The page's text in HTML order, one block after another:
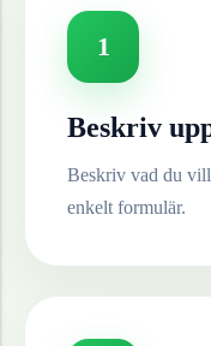
1
Beskriv
Beskriv vad du
enkelt formulär.